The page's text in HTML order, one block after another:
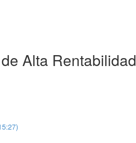
Alta Rentabilidad